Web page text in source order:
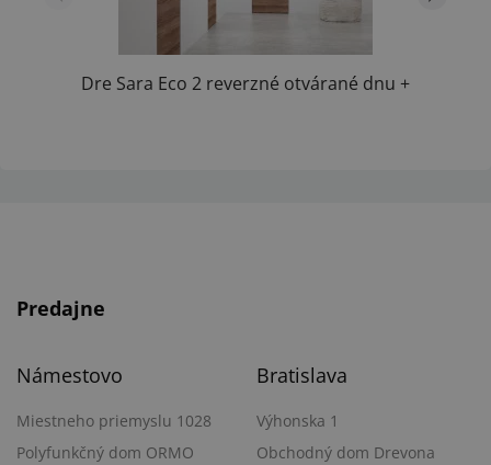
Dre Sara Eco 2 reverzné otvárané dnu +
Predajne
Námestovo
Miestneho priemyslu 1028
Polyfunkčný dom ORMO
Bratislava
Výhonska 1
Obchodný dom Drevona